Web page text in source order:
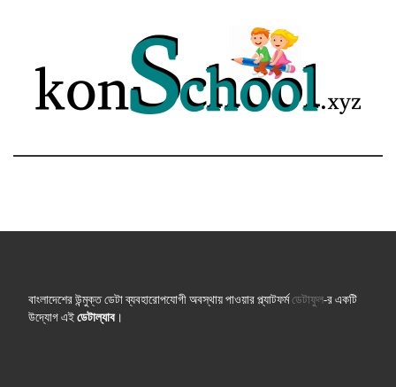
বাংলাদেশের উন্মুক্ত ডেটা ব্যবহারোপযোগী অবস্থায় পাওয়ার প্ল্যাটফর্মডেটাফুল-র একটি
উদ্যোগ এইডেটাল্যাব।